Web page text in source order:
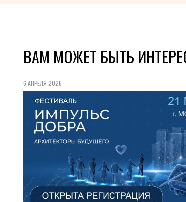
ВАМ МОЖЕТ БЫТЬ
6 АПРЕЛЯ 2026